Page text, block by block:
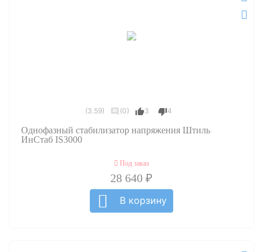
(3.59) (0) 3 4
Однофазный стабилизатор напряжения Штиль
ИнСтаб IS3000
Под заказ
28 640 ₽
В корзину